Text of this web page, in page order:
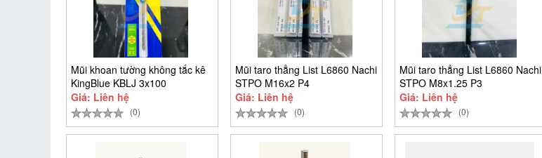
Mũi khoan tường không tắc kê
KingBlue KBLJ 3x100
Giá: Liên hệ
(0)
Mũi taro thẳng List L6860 Nachi
STPO M16x2 P4
Giá: Liên hệ
(0)
Mũi taro thẳng List L6860 Nachi
STPO M8x1.25 P3
Giá: Liên hệ
(0)